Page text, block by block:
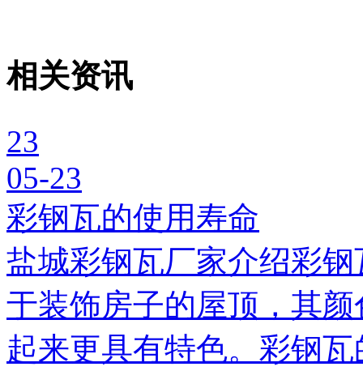
相关资讯
23
05-23
彩钢瓦的使用寿命
盐城彩钢瓦厂家介绍彩
于装饰房子的屋顶，其
起来更具有特色。彩钢